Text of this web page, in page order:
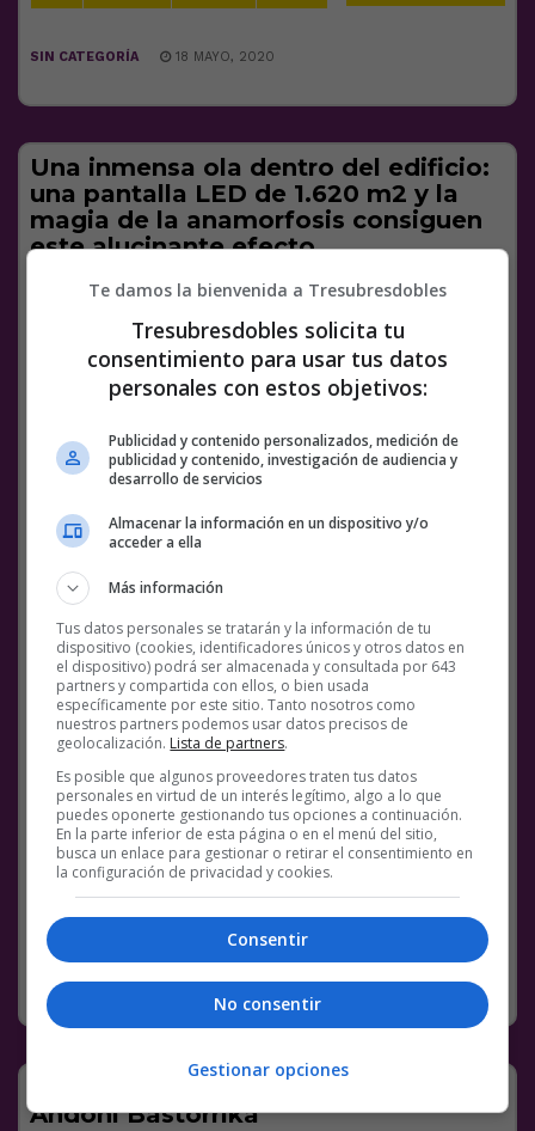
SIN CATEGORÍA 18 MAYO, 2020
Una inmensa ola dentro del edificio:
una pantalla LED de 1.620 m2 y la
magia de la anamorfosis consiguen
este alucinante efecto
[…] Desde marzo de 2018 el edificio COEX en el
señalización más grande de Corea del Sur. Una
mastodóntica pantalla LED de 81 metros de ancho
y 20 metros de altura que envuelve todo el edificio.
ópticos como estaola que parece transformar
todo el edificio en un inmenso acuario
Facebook
Twitter
WhatsApp
Gmail
Meneame
Copy
Link
2 COMENTARIOS
Impresionante escultura de arena de
Andoni Bastorrika
Te damos la bienvenida a Tresubresdobles
Tresubresdobles solicita tu
consentimiento para usar tus datos
personales con estos objetivos:
Publicidad y contenido personalizados, medición de
publicidad y contenido, investigación de audiencia y
desarrollo de servicios
Almacenar la información en un dispositivo y/o
acceder a ella
Más información
Tus datos personales se tratarán y la información de tu
dispositivo (cookies, identificadores únicos y otros datos en
el dispositivo) podrá ser almacenada y consultada por 643
partners y compartida con ellos, o bien usada
específicamente por este sitio. Tanto nosotros como
nuestros partners podemos usar datos precisos de
geolocalización. Lista de partners.
Es posible que algunos proveedores traten tus datos
personales en virtud de un interés legítimo, algo a lo que
puedes oponerte gestionando tus opciones a continuación.
En la parte inferior de esta página o en el menú del sitio,
busca un enlace para gestionar o retirar el consentimiento en
la configuración de privacidad y cookies.
Consentir
No consentir
Gestionar opciones